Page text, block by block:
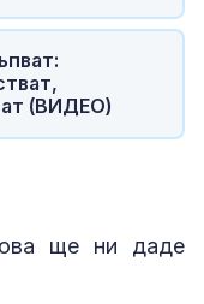
(ВИДЕО)
ще ни даде